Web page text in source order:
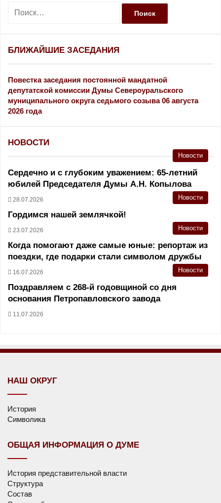
и
БЛИЖАЙШИЕ ЗАСЕДАНИЯ
Повестка заседания постоянной мандатной
депутатской комиссии Думы Североуральского
муниципального округа седьмого созыва 06 августа
2026 года
НОВОСТИ
Новости
Сердечно и с глубоким уважением: 65-летний
юбилей Председателя Думы А.Н. Копылова
28.07.2026 Новости
Гордимся нашей землячкой!
23.07.2026 Новости
Когда помогают даже самые юные: репортаж из
поездки, где подарки стали символом дружбы
16.07.2026 Новости
Поздравляем с 268-й годовщиной со дня
основания Петропавловского завода
11.07.2026
НАШ ОКРУГ
История
Символика
ОБЩАЯ ИНФОРМАЦИЯ О ДУМЕ
История представительной власти
Структура
Состав